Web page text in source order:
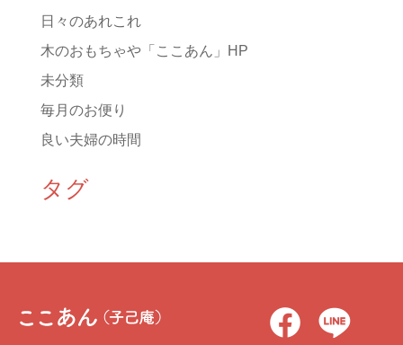
日々のあれこれ
木のおもちゃや「ここあん」HP
未分類
毎月のお便り
良い夫婦の時間
タグ